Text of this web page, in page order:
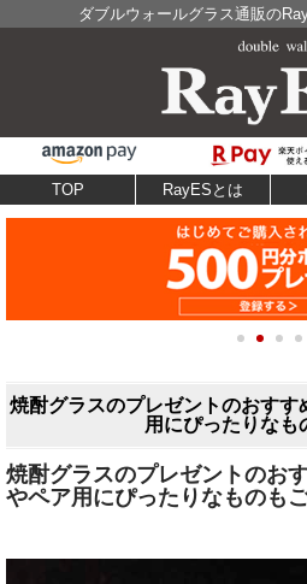
ダブルウォールグラス通販の
TOP RayESとは
焼酎グラスのプレゼントのおす
用にぴったりなも
焼酎グラスのプレゼントのお
やペア用にぴったりなものも